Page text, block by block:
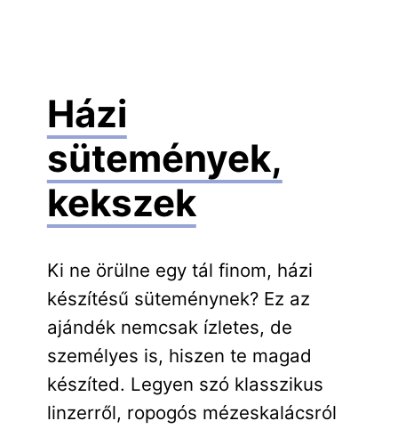
Házi
sütemények,
kekszek
Ki ne örülne egy tál finom, házi
készítésű süteménynek? Ez az
ajándék nemcsak ízletes, de
személyes is, hiszen te magad
készíted. Legyen szó klasszikus
linzerről, ropogós mézeskalácsról